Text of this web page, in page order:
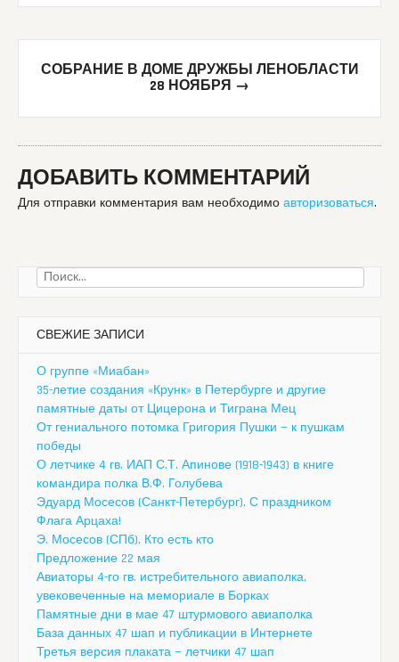
СОБРАНИЕ В ДОМЕ ДРУЖБЫ ЛЕНОБЛАСТИ
28 НОЯБРЯ →
ДОБАВИТЬ КОММЕНТАРИЙ
Для отправки комментария вам необходимо авторизоваться.
Найти:
СВЕЖИЕ ЗАПИСИ
О группе «Миабан»
35-летие создания «Крунк» в Петербурге и другие
памятные даты от Цицерона и Тиграна Мец
От гениального потомка Григория Пушки — к пушкам
победы
О летчике 4 гв. ИАП С.Т. Апинове (1918-1943) в книге
командира полка В.Ф. Голубева
Эдуард Мосесов (Санкт-Петербург). С праздником
Флага Арцаха!
Э. Мосесов (СПб). Кто есть кто
Предложение 22 мая
Авиаторы 4-го гв. истребительного авиаполка,
увековеченные на мемориале в Борках
Памятные дни в мае 47 штурмового авиаполка
База данных 47 шап и публикации в Интернете
Третья версия плаката — летчики 47 шап